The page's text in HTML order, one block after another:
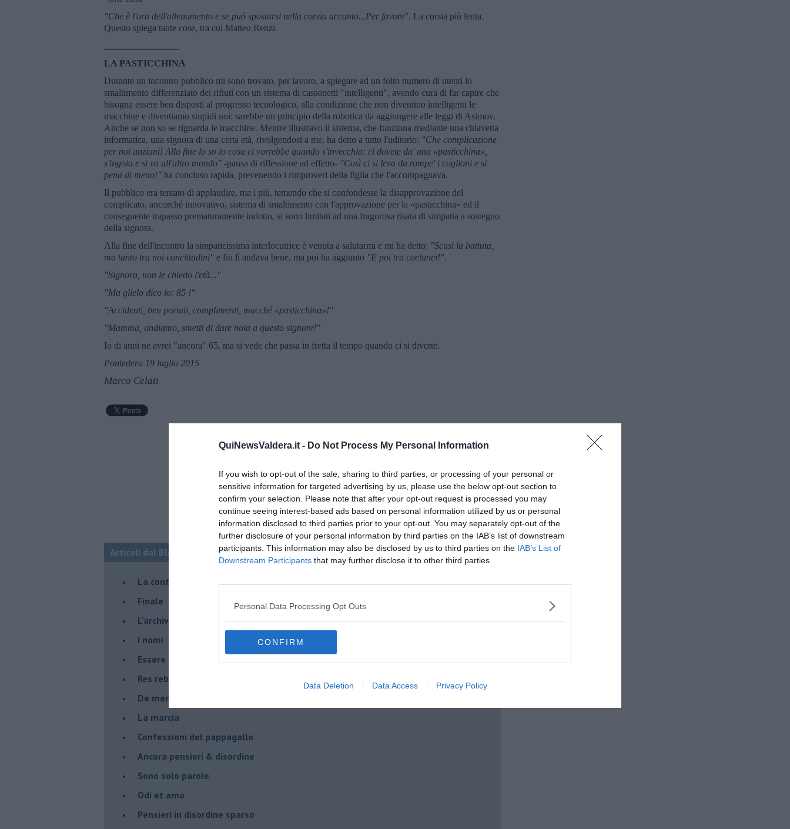
QuiNewsValdera.it - Do Not Process My Personal Information
If you wish to opt-out of the sale, sharing to third parties, or processing of your personal or
sensitive information for targeted advertising by us, please use the below opt-out section to
confirm your selection. Please note that after your opt-out request is processed you may
continue seeing interest-based ads based on personal information utilized by us or personal
information disclosed to third parties prior to your opt-out. You may separately opt-out of the
further disclosure of your personal information by third parties on the IAB’s list of downstream
participants. This information may also be disclosed by us to third parties on the IAB’s List of
Downstream Participants that may further disclose it to other third parties.
Personal Data Processing Opt Outs
CONFIRM
Data Deletion Data Access Privacy Policy
"Che è l'ora dell'allenamento e se può spostarsi nella corsia accanto...Per favore". La corsia più lenta.
Questo spiega tante cose, tra cui Matteo Renzi.
LA PASTICCHINA
Durante un incontro pubblico mi sono trovato, per lavoro, a spiegare ad un folto numero di utenti lo
smaltimento differenziato dei rifiuti con un sistema di cassonetti "intelligenti", avendo cura di far capire che
bisogna essere ben disposti al progresso tecnologico, alla condizione che non diventino intelligenti le
macchine e diventiamo stupidi noi: sarebbe un principio della robotica da aggiungere alle leggi di Asimov.
Anche se non so se riguarda le macchine. Mentre illustravo il sistema, che funziona mediante una chiavetta
informatica, una signora di una certa età, rivolgendosi a me, ha detto a tutto l'uditorio: "Che complicazione
per noi anziani! Alla fine lo so io cosa ci vorrebbe quando s'invecchia: ci dovete da' una «pasticchina»,
s'ingoia e si va all'altro mondo" -pausa di riflessione ad effetto- "Così ci si leva da rompe' i coglioni e si
pena di meno!" ha concluso rapida, prevenendo i rimproveri della figlia che l'accompagnava.
Il pubblico era tentato di applaudire, ma i più, temendo che si confondesse la disapprovazione del
complicato, ancorché innovativo, sistema di smaltimento con l'approvazione per la «pasticchina» ed il
conseguente trapasso prematuramente indotto, si sono limitati ad una fragorosa risata di simpatia a sostegno
della signora.
Alla fine dell'incontro la simpaticissima interlocutrice è venuta a salutarmi e mi ha detto: "Scusi la battuta,
ma tanto tra noi concittadini" e fin lì andava bene, ma poi ha aggiunto "E poi tra coetanei!".
"Signora, non le chiedo l'età..."
"Ma glielo dico io: 85 !"
"Accidenti, ben portati, complimenti, macché «pasticchina»!"
"Mamma, andiamo, smetti di dare noia a questo signore!"
Io di anni ne avrei "ancora" 65, ma si vede che passa in fretta il tempo quando ci si diverte.
Pontedera 19 luglio 2015
Marco Celati
Articoli dal Blog “Racconti della domenica” di Marco Celati
La controversia degli azzimi
Finale
L'archivio
I nomi
Essere
Res rebus
De mente
La marcia
Confessioni del pappagallo
Ancora pensieri & disordine
Sono solo parole
Odi et amo
Pensieri in disordine sparso